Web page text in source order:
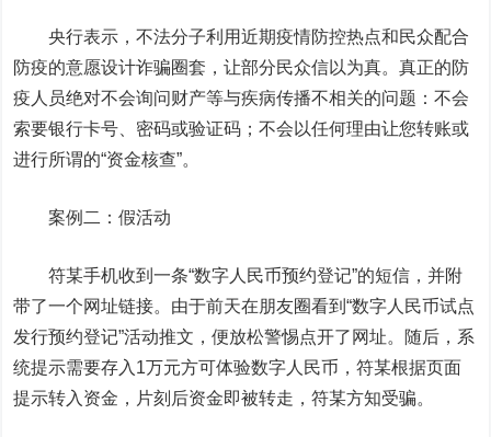
央行表示，不法分子利用近期疫情防控热点和民众配合
防疫的意愿设计诈骗圈套，让部分民众信以为真。真正的防
疫人员绝对不会询问财产等与疾病传播不相关的问题：不会
索要银行卡号、密码或验证码；不会以任何理由让您转账或
进行所谓的“资金核查”。
案例二：假活动
符某手机收到一条“数字人民币预约登记”的短信，并附
带了一个网址链接。由于前天在朋友圈看到“数字人民币试点
发行预约登记”活动推文，便放松警惕点开了网址。随后，系
统提示需要存入1万元方可体验数字人民币，符某根据页面
提示转入资金，片刻后资金即被转走，符某方知受骗。